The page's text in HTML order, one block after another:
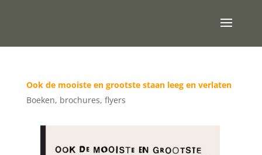
Ook de mooiste en grootste staan leeg en verlaten
Boeken, brochures, flyers